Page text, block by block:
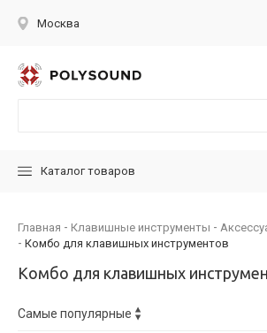
Москва
Каталог товаров
Главная Клавишные инструменты
Комбо для клавишных инструментов
Комбо для клавишных